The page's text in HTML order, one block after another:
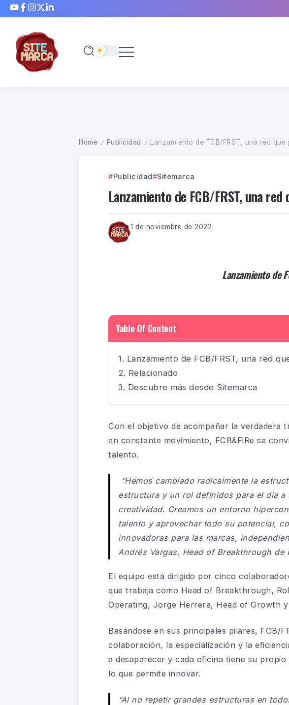
Home / Publicidad / Lanzamiento de FCB/FRST, una red
Publicidad Sitemarca
Lanzamiento de FCB/FRST, una
1 de noviembre de 2022
Lanzamiento de
Table Of Content
Lanzamiento de FCB/FRST, una red
Relacionado
Descubre más desde Sitemarca
Con el objetivo de acompañar la verdadera
en constante movimiento, FCB&FiRe se
talento.
“Hemos cambiado radicalmente la
estructura y un rol definidos para el día
creatividad. Creamos un entorno
talento y aprovechar todo su potencial,
innovadoras para las marcas,
Andrés Vargas, Head of Breakthrough de
El equipo está dirigido por cinco
que trabaja como Head of Breakthrough,
Operating, Jorge Herrera, Head of Growth
Basándose en sus principales pilares, FCB/
colaboración, la especialización y la
a desaparecer y cada oficina tiene su
lo que permite innovar.
“Al no repetir grandes estructuras en